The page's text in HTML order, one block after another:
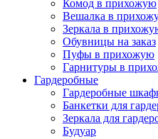
Комод в прихожую
Вешалка в
Зеркала в
Обувницы на заказ
Пуфы в прихожую
Гарнитуры в
Гардеробные
Гардеробные
Банкетки для
Зеркала для
Будуар